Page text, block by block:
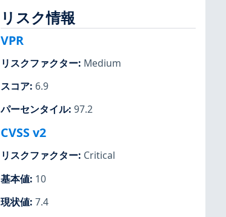
リスク情報
VPR
リスクファクター: Medium
スコア: 6.9
パーセンタイル: 97.2
CVSS v2
リスクファクター: Critical
基本値: 10
現状値: 7.4